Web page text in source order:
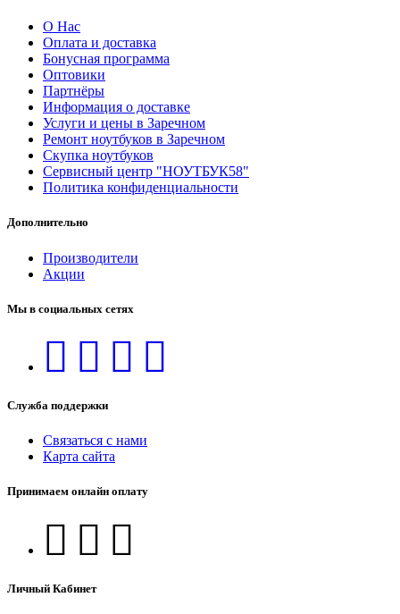
О Нас
Оплата и доставка
Бонусная программа
Оптовики
Партнёры
Информация о доставке
Услуги и цены в Заречном
Ремонт ноутбуков в Заречном
Скупка ноутбуков
Сервисный центр "НОУТБУК58"
Политика конфиденциальности
Дополнительно
Производители
Акции
Мы в социальных сетях
Служба поддержки
Связаться с нами
Карта сайта
Принимаем онлайн оплату
Личный Кабинет